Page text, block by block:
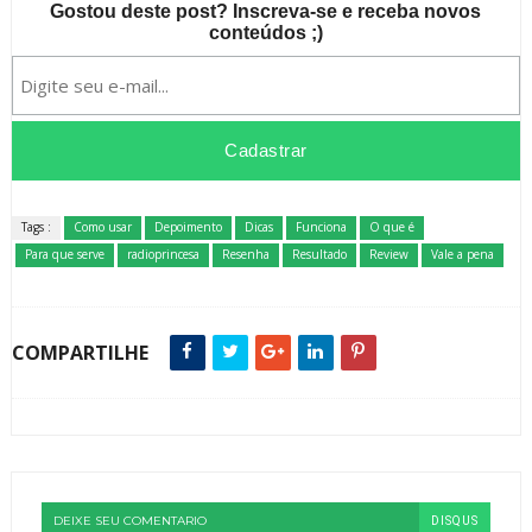
Gostou deste post? Inscreva-se e receba novos
conteúdos ;)
Tags : Como usar Depoimento Dicas Funciona
O que é
Para que serve
radioprincesa Resenha Resultado Review Vale a pena
COMPARTILHE
DEIXE SEU COMENTARIO DISQUS